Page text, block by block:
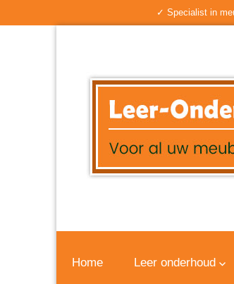
✓ Specialist in
Home Leer onderhoud